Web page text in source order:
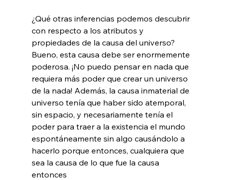
¿Qué otras inferencias podemos descubrir
con respecto a los atributos y
propiedades de la causa del universo?
Bueno, esta causa debe ser enormemente
poderosa. ¡No puedo pensar en nada que
requiera más poder que crear un universo
de la nada! Además, la causa inmaterial de
universo tenía que haber sido atemporal,
sin espacio, y necesariamente tenía el
poder para traer a la existencia el mundo
espontáneamente sin algo causándolo a
hacerlo porque entonces, cualquiera que
sea la causa de lo que fue la causa
entonces